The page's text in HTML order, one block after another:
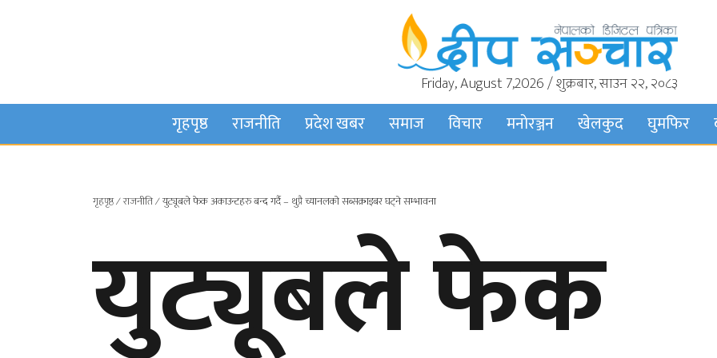
Friday, August 7,2026 / शुक्रबार, साउन २२, २०८३
गृहपृष्ठ राजनीति प्रदेश खबर समाज विचार मनाेरञ्जन खेलकुद घुमफिर
गृहपृष्ठ∕राजनीति∕युट्यूबले फेक अकाउन्टहरु बन्द गर्दै – थुप्रै च्यानलको सब्सक्राइबर घट्ने सम्भावना
युट्यूबले फेक